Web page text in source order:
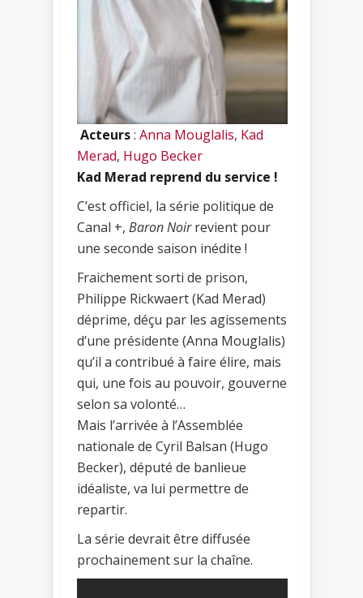
Acteurs: Anna Mouglalis, Kad
Merad, Hugo Becker
Kad Merad reprend du service !
C’est officiel, la série politique de
Canal +, Baron Noirrevient pour
une seconde saison inédite !
Fraichement sorti de prison,
Philippe Rickwaert (Kad Merad)
déprime, déçu par les agissements
d’une présidente (Anna Mouglalis)
qu’il a contribué à faire élire, mais
qui, une fois au pouvoir, gouverne
selon sa volonté…
Mais l’arrivée à l’Assemblée
nationale de Cyril Balsan (Hugo
Becker), député de banlieue
idéaliste, va lui permettre de
repartir.
La série devrait être diffusée
prochainement sur la chaîne.